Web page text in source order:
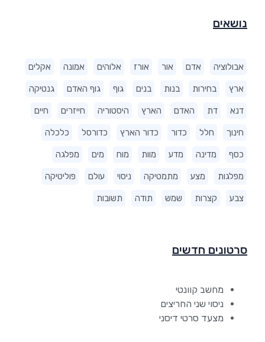
נושאים
אבולוציה אדם אור אורז אלוהים אמונה אקלים
ארץ בחירות בנות בנים גוף גוף האדם גנטיקה
דנא דת האדם הארץ היסטוריה חייזרים חיים
חינוך חלל כדור כדור הארץ כדורסל כלכלה
כסף מדינה מדע מוות מוח מים מפלגה
מפלגות מצע מתמטיקה ניסוי עולם פוליטיקה
צבע קצרות שמש תודה תשובות
סרטונים חדשים
מחשב קוונטי
ניסוי שני החריצים
מצעד סרטי דיסני